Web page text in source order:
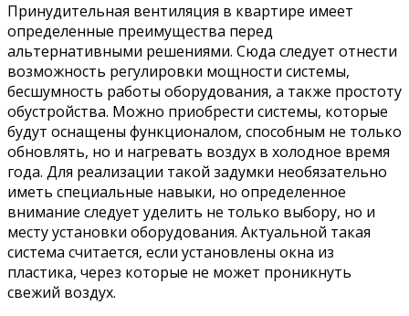
Принудительная вентиляция в квартире имеет
определенные преимущества перед
альтернативными решениями. Сюда следует отнести
возможность регулировки мощности системы,
бесшумность работы оборудования, а также простоту
обустройства. Можно приобрести системы, которые
будут оснащены функционалом, способным не только
обновлять, но и нагревать воздух в холодное время
года. Для реализации такой задумки необязательно
иметь специальные навыки, но определенное
внимание следует уделить не только выбору, но и
месту установки оборудования. Актуальной такая
система считается, если установлены окна из
пластика, через которые не может проникнуть
свежий воздух.